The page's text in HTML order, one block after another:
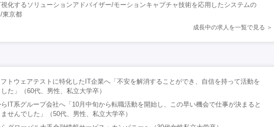
化するソリューションアドバイザー/モーションキャプチャ技術を応用したシステムの
東京都
成長中の求人を一覧で見る
トウェアテストに特化したIT企業へ「不安を解消することができ、自信を持って活動を
た」（60代、男性、私立大学卒）
IT系グループ会社へ「10月中旬から転職活動を開始し、この早い機会で仕事が決まると
せんでした」（50代、男性、私立大学卒）